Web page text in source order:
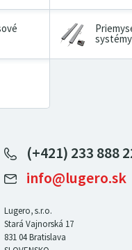
systémy
(+421) 233 888
info@lugero.sk
Lugero, s.r.o.
Stará Vajnorská 17
831 04Bratislava